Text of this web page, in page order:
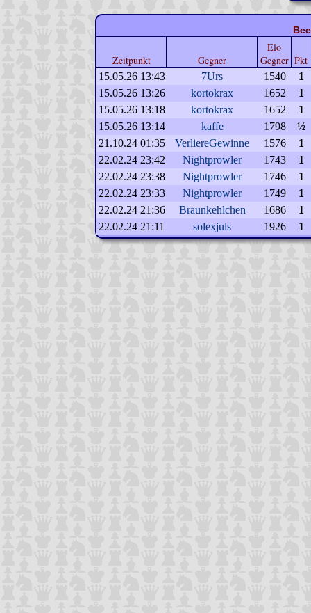
Zeitpunkt Gegner
Elo
Gegner Pkt
15.05.26 13:43 7Urs 1540
1
15.05.26 13:26
kortokrax 1652
1
15.05.26 13:18
kortokrax 1652
1
15.05.26 13:14
kaffe 1798
½
21.10.24 01:35
VerliereGewinne 1576
1
22.02.24 23:42
Nightprowler 1743
1
22.02.24 23:38
Nightprowler 1746
1
22.02.24 23:33
Nightprowler 1749
1
22.02.24 21:36
Braunkehlchen 1686
1
22.02.24 21:11
solexjuls 1926 1